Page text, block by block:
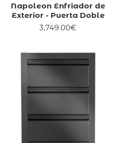
Napoleon Enfriador de
Exterior - Puerta Doble
3,749.00€